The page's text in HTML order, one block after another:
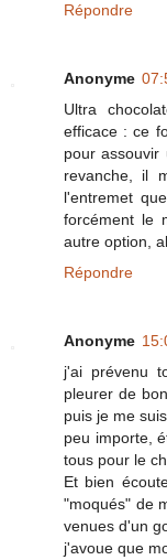
Répondre
Anonyme
Ultra
efficace : ce
pour assouvir
revanche, il
l'entremet
forcément le
autre option,
Répondre
Anonyme
j'ai prévenu
pleurer de
puis je me
peu importe,
tous pour le
Et bien
"moqués" de
venues d'un
j'avoue que